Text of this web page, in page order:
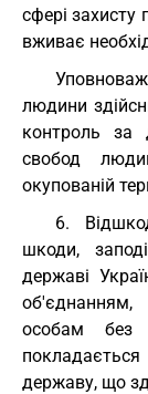
сфері захисту
вживає
людини
контроль за
свобод
окупованій
6.
шкоди,
державі
об'єднанням,
особам без
державу, що